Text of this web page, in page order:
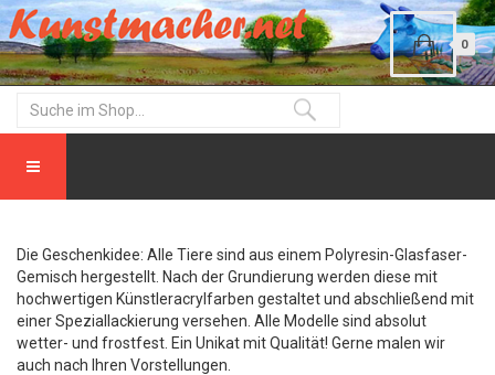
0
Die Geschenkidee: Alle Tiere sind aus einem Polyresin-Glasfaser-
Gemisch hergestellt. Nach der Grundierung werden diese mit
hochwertigen Künstleracrylfarben gestaltet und abschließend mit
einer Speziallackierung versehen. Alle Modelle sind absolut
wetter- und frostfest. Ein Unikat mit Qualität! Gerne malen wir
auch nach Ihren Vorstellungen.